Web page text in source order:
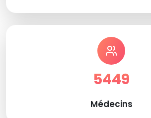
5449
Médecins